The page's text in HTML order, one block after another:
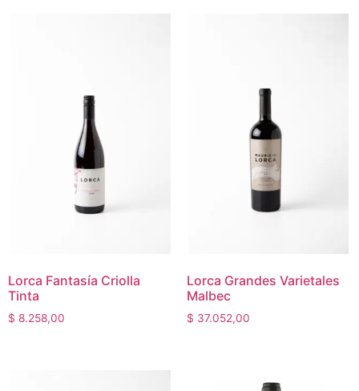
Lorca Fantasía Criolla
Tinta
$ 8.258,00
Lorca Grandes Varietales
Malbec
$ 37.052,00